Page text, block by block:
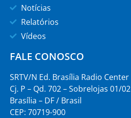
Notícias
Relatórios
Vídeos
FALE CONOSCO
SRTV/N Ed. Brasília Radio Center
Cj. P – Qd. 702 – Sobrelojas 01/02
Brasília – DF / Brasil
CEP: 70719-900